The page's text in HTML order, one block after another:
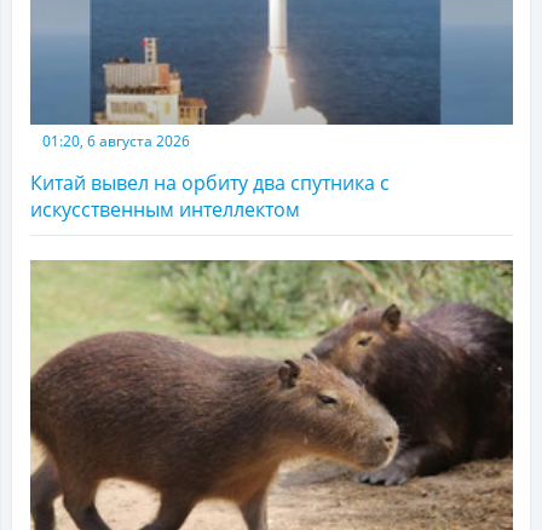
01:20, 6 августа 2026
Китай вывел на орбиту два спутника с
искусственным интеллектом